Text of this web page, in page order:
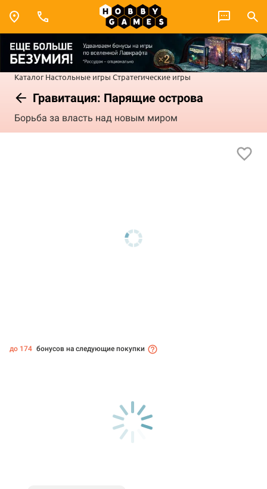
Каталог Настольные игры Стратегические игры
Гравитация: Парящие острова
Борьба за власть над новым миром
до 174 бонусов на следующие покупки